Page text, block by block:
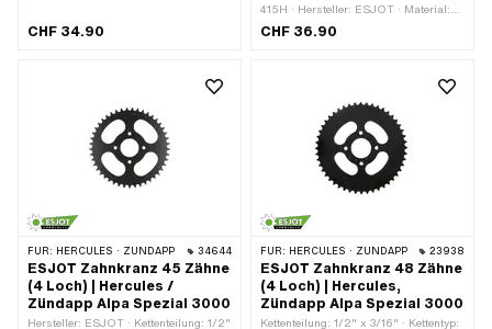
Stk. · Dicke: 4.5 mm · Ø innen: 46 mm
CHF 34.90
415H · Hersteller: ESJOT · Material:
Stahl · Oberfläche: lackiert · Farbe:
Befestigungsloch: 7.4 mm
CHF 36.90
FÜR: HERCULES · ZÜNDAPP 34644
ESJOT Zahnkranz 45 Zähne
(4 Loch) | Hercules /
Zündapp Alpa Spezial 3000
Hersteller: ESJOT · Kettenteilung: 1/2"
FÜR: HERCULES · ZÜNDAPP 23938
ESJOT Zahnkranz 48 Zähne
(4 Loch) | Hercules,
Zündapp Alpa Spezial 3000
Kettenteilung: 1/2" x 3/16" · Kettentyp: